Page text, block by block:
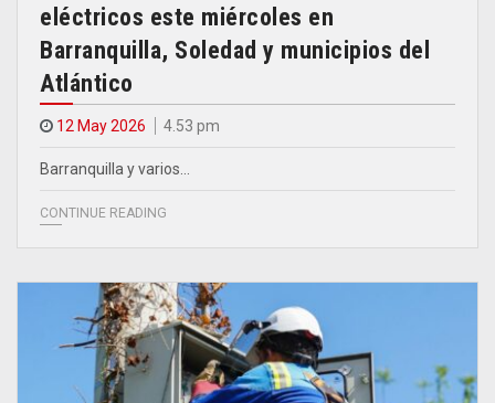
eléctricos este miércoles en
Barranquilla, Soledad y municipios del
Atlántico
12 May 2026 4.53 pm
Barranquilla y varios…
CONTINUE READING